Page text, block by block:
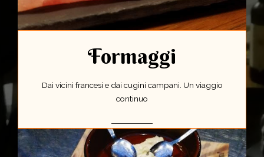
Formaggi
Dai vicini francesi e dai cugini campani. Un viaggio
continuo